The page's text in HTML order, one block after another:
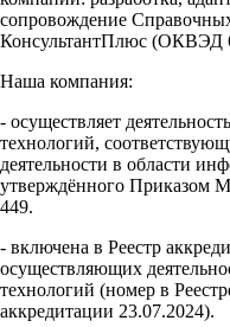
сопровождение
КонсультантПлюс (ОКВЭД
Наша компания:
- осуществляет
технологий,
деятельности в области
утверждённого Приказом
449.
- включена в Реестр
осуществляющих
технологий (номер в
аккредитации 23.07.2024).